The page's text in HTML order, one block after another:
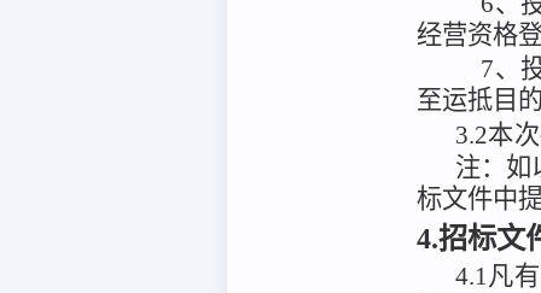
经营资格
7、
至运抵目
3.2本
注： 如
标文件中
4.招标文
4.1凡